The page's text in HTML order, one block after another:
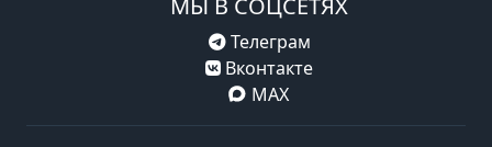
Телеграм
Вконтакте
MAX